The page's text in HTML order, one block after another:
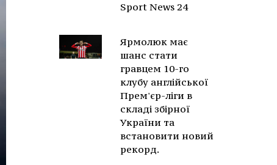
Sport News 24
Ярмолюк має
шанс стати
гравцем 10-го
клубу англійської
Прем'єр-ліги в
складі збірної
України та
встановити новий
рекорд.